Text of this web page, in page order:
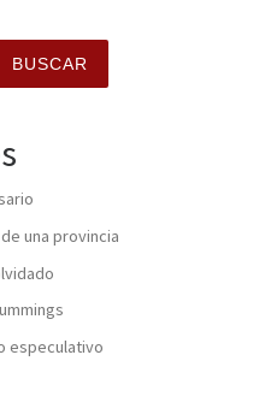
BUSCAR
una provincia
especulativo